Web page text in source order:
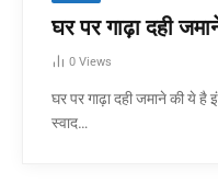
घर पर गाढ़ा दही
0 Views
घर पर गाढ़ा दही जमाने की ये है
स्वाद…